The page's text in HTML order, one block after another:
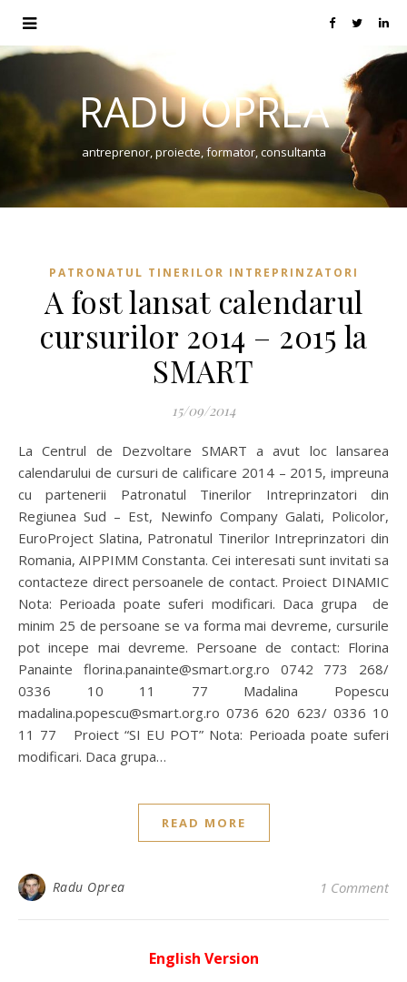
RADU OPREA
antreprenor, proiecte, formator, consultanta
PATRONATUL TINERILOR INTREPRINZATORI
A fost lansat calendarul
cursurilor 2014 – 2015 la
SMART
15/09/2014
La Centrul de Dezvoltare SMART a avut loc lansarea
calendarului de cursuri de calificare 2014 – 2015, impreuna
cu partenerii Patronatul Tinerilor Intreprinzatori din
Regiunea Sud – Est, Newinfo Company Galati, Policolor,
EuroProject Slatina, Patronatul Tinerilor Intreprinzatori din
Romania, AIPPIMM Constanta. Cei interesati sunt invitati sa
contacteze direct persoanele de contact. Proiect DINAMIC
Nota: Perioada poate suferi modificari. Daca grupa de
minim 25 de persoane se va forma mai devreme, cursurile
pot incepe mai devreme. Persoane de contact: Florina
Panainte florina.panainte@smart.org.ro 0742 773 268/
0336 10 11 77 Madalina Popescu
madalina.popescu@smart.org.ro 0736 620 623/ 0336 10
11 77 Proiect “SI EU POT” Nota: Perioada poate suferi
modificari. Daca grupa…
READ MORE
Radu Oprea 1 Comment
English Version